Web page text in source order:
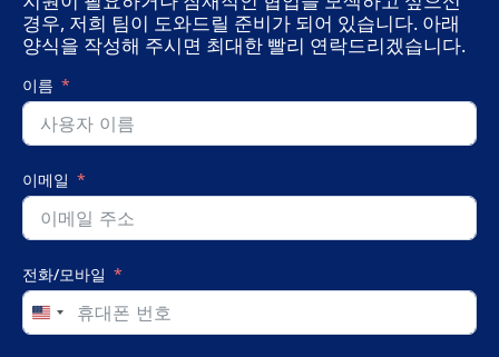
경우, 저희 팀이 도와드릴 준비가 되어 있습니다. 아래
양식을 작성해 주시면 최대한 빨리 연락드리겠습니다.
이름
이메일
전화/모바일
United
States